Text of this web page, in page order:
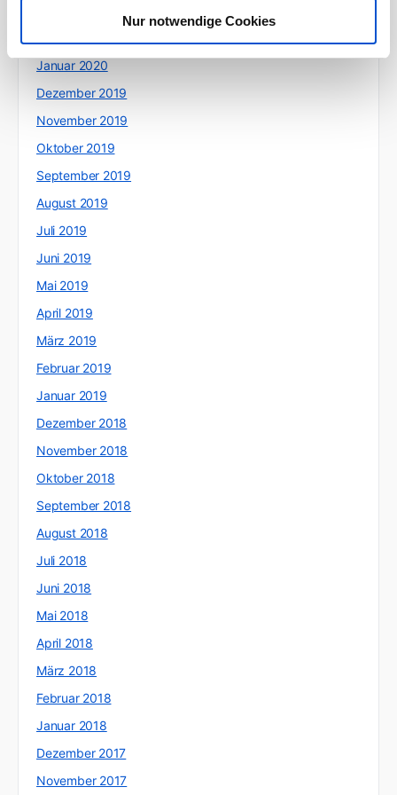
Nur notwendige Cookies
Januar 2020
Dezember 2019
November 2019
Oktober 2019
September 2019
August 2019
Juli 2019
Juni 2019
Mai 2019
April 2019
März 2019
Februar 2019
Januar 2019
Dezember 2018
November 2018
Oktober 2018
September 2018
August 2018
Juli 2018
Juni 2018
Mai 2018
April 2018
März 2018
Februar 2018
Januar 2018
Dezember 2017
November 2017